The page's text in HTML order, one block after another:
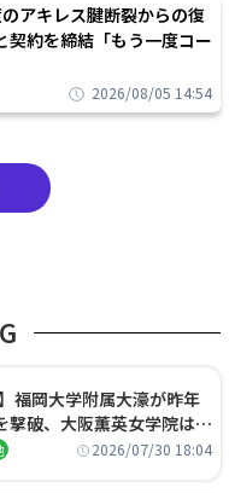
アキレス腱断裂からの復
契約を締結「もう一度コー
2026/08/05 14:54
福岡大学附属大濠が昨年
撃破、大阪薫英女学院は岐
目試合結果2026/07/30 18:04